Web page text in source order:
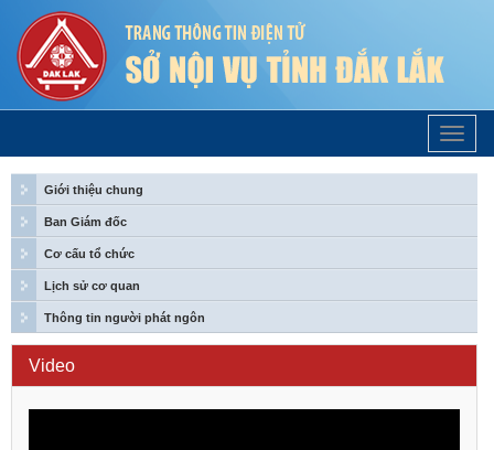
Trang
Chủ
Giới thiệu chung
Ban Giám đốc
Cơ cấu tổ chức
Lịch sử cơ quan
Thông tin người phát ngôn
Video